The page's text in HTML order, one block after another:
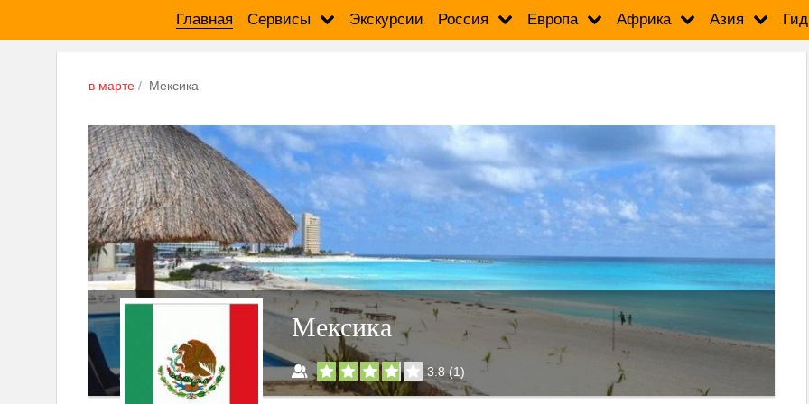
Главная Сервисы Экскурсии Россия Европа Африка Азия
в марте Мексика
Мексика
3.8(1)